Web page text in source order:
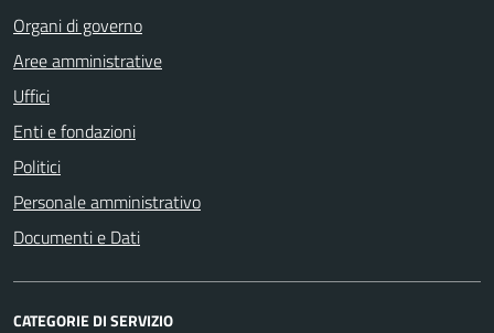
Organi di governo
Aree amministrative
Uffici
Enti e fondazioni
Politici
Personale amministrativo
Documenti e Dati
CATEGORIE DI SERVIZIO